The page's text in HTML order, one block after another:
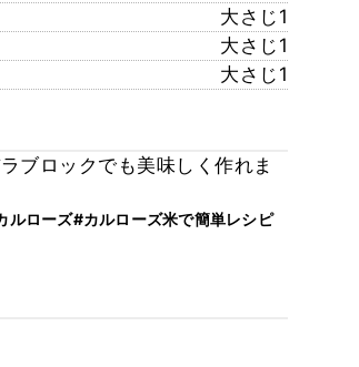
大さじ1
大さじ1
大さじ1
ブロックでも美味しく作れま
ルローズ#カルローズ米で簡単レシピ